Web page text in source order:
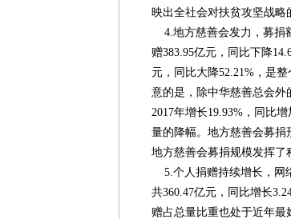
映出全社会对扶贫攻坚战略
4.地方慈善会发力，募捐
赠383.95亿元，同比下降
元，同比大降52.21%，是
意的是，除中华慈善总会外
2017年增长19.93%，同比
量的降幅。地方慈善会募
地方慈善会募捐规模发挥了
5.个人捐赠持续增长，网
共360.47亿元，同比增长
赠占总量比重也处于近年最